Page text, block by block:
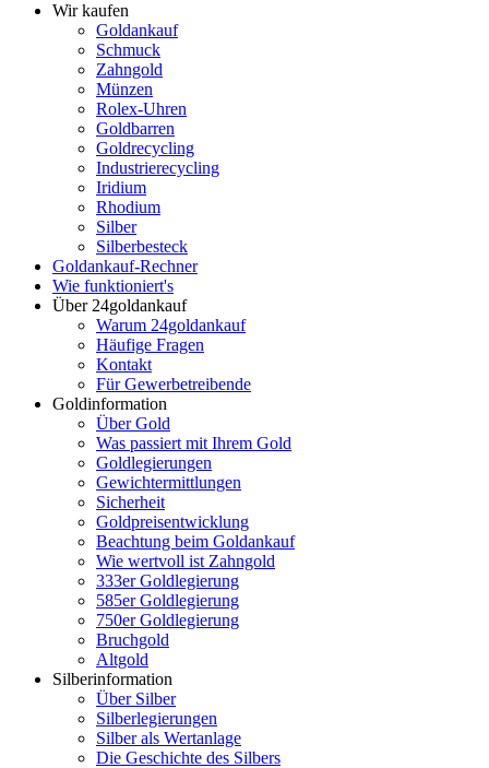
Wir kaufen
Goldankauf
Schmuck
Zahngold
Münzen
Rolex-Uhren
Goldbarren
Goldrecycling
Industrierecycling
Iridium
Rhodium
Silber
Silberbesteck
Goldankauf-Rechner
Wie funktioniert's
Über 24goldankauf
Warum 24goldankauf
Häufige Fragen
Kontakt
Für Gewerbetreibende
Goldinformation
Über Gold
Was passiert mit Ihrem Gold
Goldlegierungen
Gewichtermittlungen
Sicherheit
Goldpreisentwicklung
Beachtung beim Goldankauf
Wie wertvoll ist Zahngold
333er Goldlegierung
585er Goldlegierung
750er Goldlegierung
Bruchgold
Altgold
Silberinformation
Über Silber
Silberlegierungen
Silber als Wertanlage
Die Geschichte des Silbers